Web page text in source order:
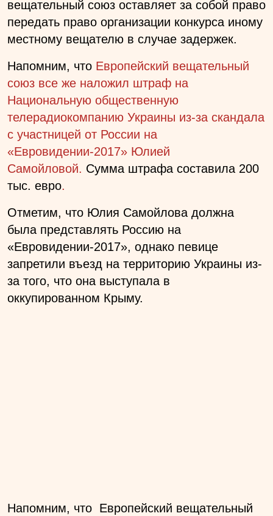
вещательный союз оставляет за собой право
передать право организации конкурса иному
местному вещателю в случае задержек.
Напомним, что Европейский вещательный
союз все же наложил штраф на
Национальную общественную
телерадиокомпанию Украины из-за скандала
с участницей от России на
«Евровидении-2017» Юлией
Самойловой. Сумма штрафа составила 200
тыс. евро.
Отметим, что Юлия Самойлова должна
была представлять Россию на
«Евровидении-2017», однако певице
запретили въезд на территорию Украины из-
за того, что она выступала в
оккупированном Крыму.
Напомним, что Европейский вещательный